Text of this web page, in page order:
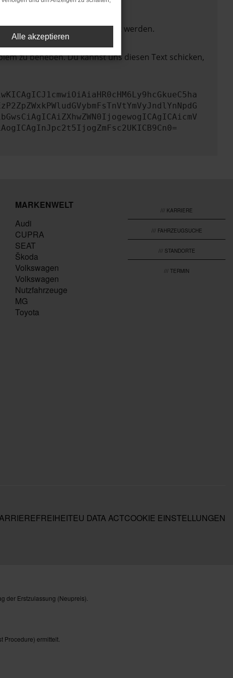
nicht mehr unterstützt werden.
zu beheben. Du kannst uns diesen Text schicken,
MARKENWELT
Audi
CUPRA
SEAT
Škoda
Volkswagen
Volkswagen
Nutzfahrzeuge
MG
Toyota
/// KARRIERE
/// FAHRZEUGSUCHE
/// STANDORTE
/// TERMIN
EU DATA ACTCOOKIE EINSTELLUNGEN
der Erstzulassung (Neupreis).
Procedure) ermittelt.
Alle akzeptieren